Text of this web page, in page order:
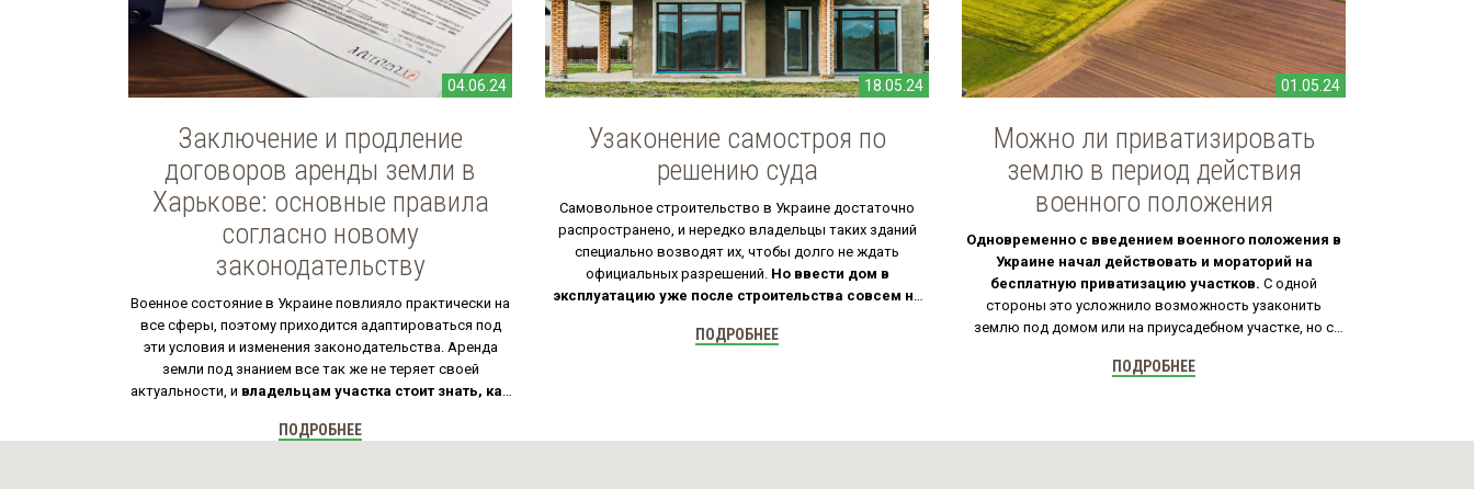
04.06.24
Заключение и продление
договоров аренды земли в
Харькове: основные правила
согласно новому
законодательству
Военное состояние в Украине повлияло практически на
все сферы, поэтому приходится адаптироваться под
эти условия и изменения законодательства. Аренда
земли под знанием все так же не теряет своей
актуальности, и владельцам участка стоит знать, как
также продлить его при необходимости.
ПОДРОБНЕЕ
18.05.24
Узаконение самостроя по
решению суда
Самовольное строительство в Украине достаточно
распространено, и нередко владельцы таких зданий
специально возводят их, чтобы долго не ждать
официальных разрешений. Но ввести дом в
эксплуатацию уже после строительства совсем не
дороже.
ПОДРОБНЕЕ
01.05.24
Можно ли приватизировать
землю в период действия
военного положения
Одновременно с введением военного положения в
Украине начал действовать и мораторий на
бесплатную приватизацию участков. С одной
стороны это усложнило возможность узаконить
землю под домом или на приусадебном участке, но с
возможных негативных последствий.
ПОДРОБНЕЕ